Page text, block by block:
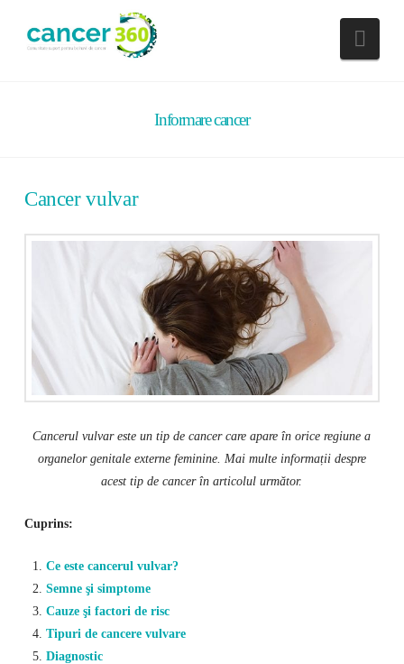
Informare cancer
Cancer vulvar
Cancerul vulvar este un tip de cancer care apare în orice regiune a
organelor genitale externe feminine. Mai multe informații despre
acest tip de cancer în articolul următor.
Cuprins:
Ce este cancerul vulvar?
Semne şi simptome
Cauze şi factori de risc
Tipuri de cancere vulvare
Diagnostic